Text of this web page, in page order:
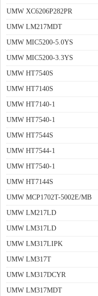
UMW XC6206P282PR
UMW LM217MDT
UMW MIC5200-5.0YS
UMW MIC5200-3.3YS
UMW HT7540S
UMW HT7140S
UMW HT7140-1
UMW HT7540-1
UMW HT7544S
UMW HT7544-1
UMW HT7540-1
UMW HT7144S
UMW MCP1702T-5002E/MB
UMW LM217LD
UMW LM317LD
UMW LM317LIPK
UMW LM317T
UMW LM317DCYR
UMW LM317MDT